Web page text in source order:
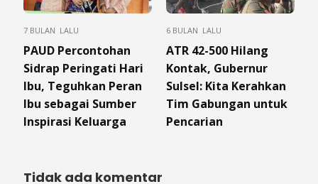
7 BULAN LALU
PAUD Percontohan
Sidrap Peringati Hari
Ibu, Teguhkan Peran
Ibu sebagai Sumber
Inspirasi Keluarga
6 BULAN LALU
ATR 42-500 Hilang
Kontak, Gubernur
Sulsel: Kita Kerahkan
Tim Gabungan untuk
Pencarian
Tidak ada komentar